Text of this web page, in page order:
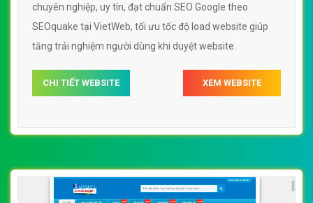
chuyên nghiệp, uy tín, đạt chuẩn SEO Google theo
SEOquake tại VietWeb, tối ưu tốc độ load website giúp
tăng trải nghiệm người dùng khi duyệt website.
CHI TIẾT WEBSITE XEM WEBSITE